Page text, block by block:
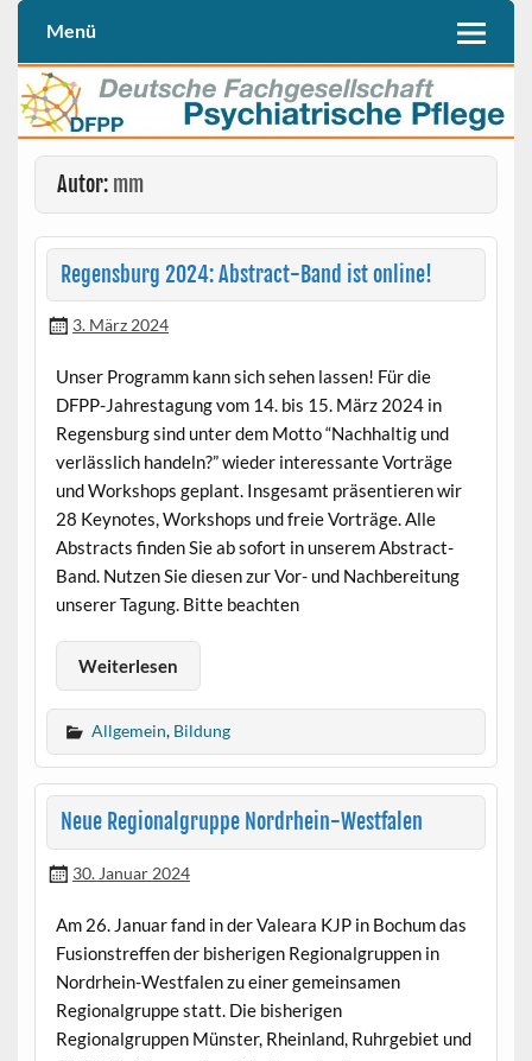
Skip
contentDFPP
Deutschen Fachgesellschaft Psychiatrische Pflege (DFPP e. V.)
Menü
Autor: mm
Regensburg 2024: Abstract-Band ist online!
3. März 2024
Unser Programm kann sich sehen lassen! Für die
DFPP-Jahrestagung vom 14. bis 15. März 2024 in
Regensburg sind unter dem Motto “Nachhaltig und
verlässlich handeln?” wieder interessante Vorträge
und Workshops geplant. Insgesamt präsentieren wir
28 Keynotes, Workshops und freie Vorträge. Alle
Abstracts finden Sie ab sofort in unserem Abstract-
Band. Nutzen Sie diesen zur Vor- und Nachbereitung
unserer Tagung. Bitte beachten
Weiterlesen
Allgemein, Bildung
Neue Regionalgruppe Nordrhein-Westfalen
30. Januar 2024
Am 26. Januar fand in der Valeara KJP in Bochum das
Fusionstreffen der bisherigen Regionalgruppen in
Nordrhein-Westfalen zu einer gemeinsamen
Regionalgruppe statt. Die bisherigen
Regionalgruppen Münster, Rheinland, Ruhrgebiet und